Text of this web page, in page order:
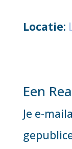
Locatie:
Een
Je e-